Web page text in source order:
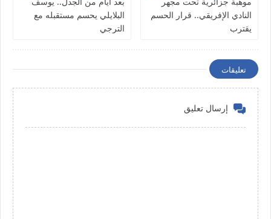
النادي الإفريقي.. قرار الحسم
يقترب
البلايلي يحسم مستقبله مع
الترجي
تعليقات
إرسال تعليق